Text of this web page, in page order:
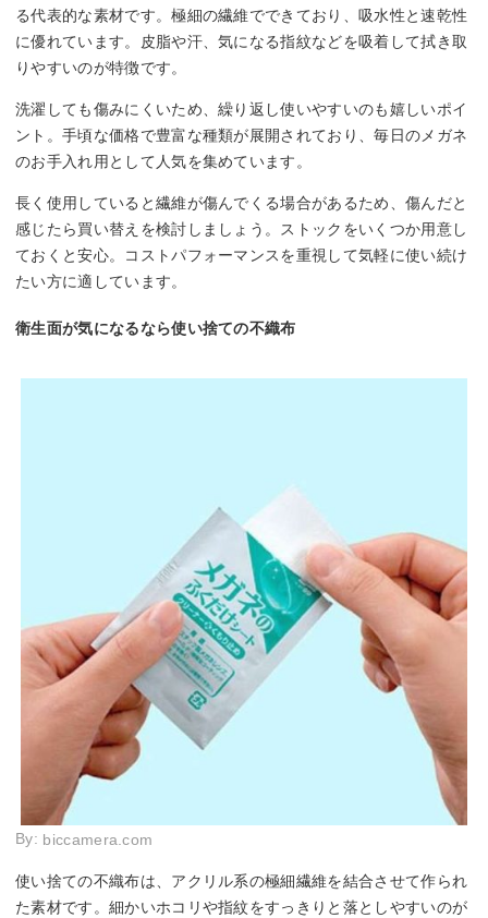
る代表的な素材です。極細の繊維でできており、吸水性と速乾性
に優れています。皮脂や汗、気になる指紋などを吸着して拭き取
りやすいのが特徴です。
洗濯しても傷みにくいため、繰り返し使いやすいのも嬉しいポイ
ント。手頃な価格で豊富な種類が展開されており、毎日のメガネ
のお手入れ用として人気を集めています。
長く使用していると繊維が傷んでくる場合があるため、傷んだと
感じたら買い替えを検討しましょう。ストックをいくつか用意し
ておくと安心。コストパフォーマンスを重視して気軽に使い続け
たい方に適しています。
衛生面が気になるなら使い捨ての不織布
By: biccamera.com
使い捨ての不織布は、アクリル系の極細繊維を結合させて作られ
た素材です。細かいホコリや指紋をすっきりと落としやすいのが